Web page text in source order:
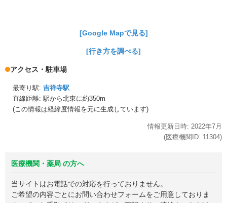
[Google Mapで見る]
[行き方を調べる]
アクセス・駐車場
最寄り駅: 吉祥寺駅
直線距離: 駅から北東に約350m
(この情報は経緯度情報を元に生成しています)
情報更新日時: 2022年7月
(医療機関ID: 11304)
医療機関・薬局 の方へ
当サイトはお電話での対応を行っておりません。
ご希望の内容ごとにお問い合わせフォームをご用意しておりま